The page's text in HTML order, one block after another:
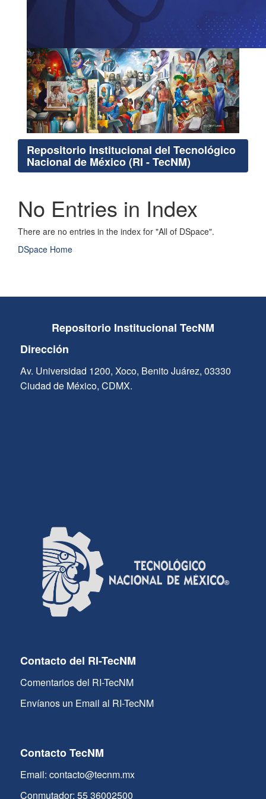
Repositorio Institucional del Tecnológico
Nacional de México (RI - TecNM)
No Entries in Index
There are no entries in the index for "All of DSpace".
DSpace Home
Repositorio Institucional TecNM
Dirección
Av. Universidad 1200, Xoco, Benito Juárez, 03330
Ciudad de México, CDMX.
Contacto del RI-TecNM
Comentarios del RI-TecNM
Envíanos un Email al RI-TecNM
Contacto TecNM
Email: contacto@tecnm.mx
Conmutador: 55 36002500